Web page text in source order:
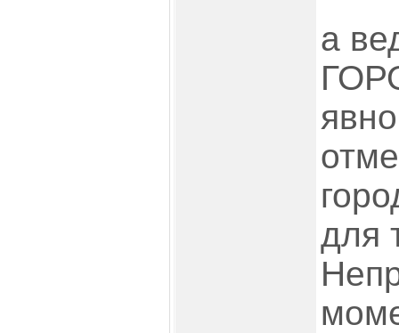
а
для